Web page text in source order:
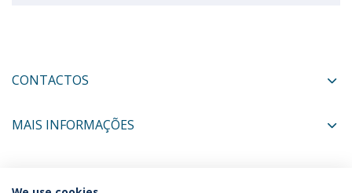
CONTACTOS
MAIS INFORMAÇÕES